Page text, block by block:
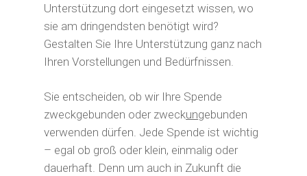
Unterstützung dort eingesetzt wissen, wo
sie am dringendsten benötigt wird?
Gestalten Sie Ihre Unterstützung ganz nach
Ihren Vorstellungen und Bedürfnissen.
Sie entscheiden, ob wir Ihre Spende
zweckgebunden oder zweckungebunden
verwenden dürfen. Jede Spende ist wichtig
– egal ob groß oder klein, einmalig oder
dauerhaft. Denn um auch in Zukunft die